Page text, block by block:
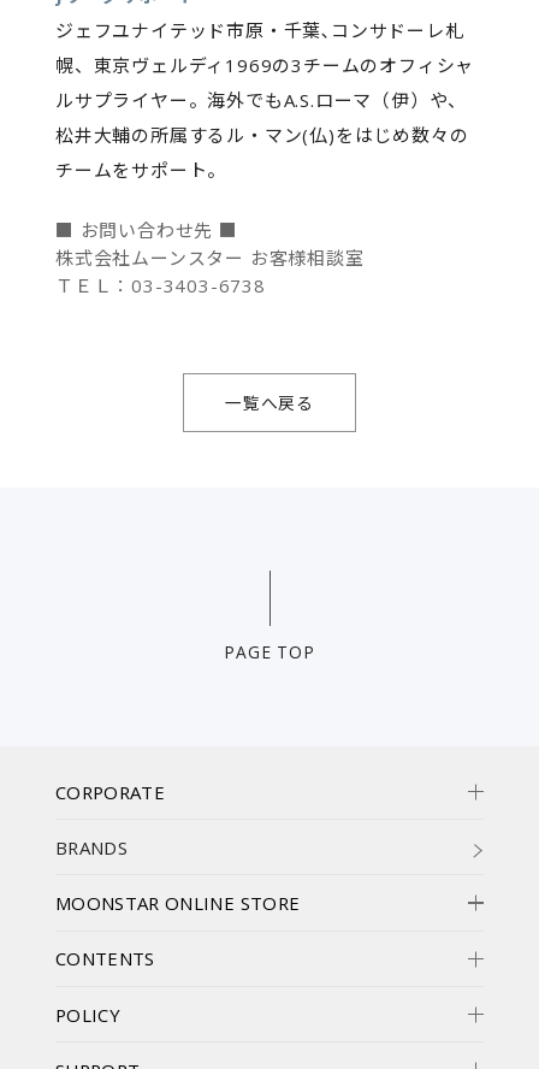
ジェフユナイテッド市原・千葉､コンサドーレ札
幌、東京ヴェルディ1969の3チームのオフィシャ
ルサプライヤー。海外でもA.S.ローマ（伊）や、
松井大輔の所属するル・マン(仏)をはじめ数々の
チームをサポート。
■ お問い合わせ先 ■
株式会社ムーンスター お客様相談室
ＴＥＬ：03-3403-6738
一覧へ戻る
PAGE TOP
CORPORATE
BRANDS
MOONSTAR ONLINE STORE
CONTENTS
POLICY